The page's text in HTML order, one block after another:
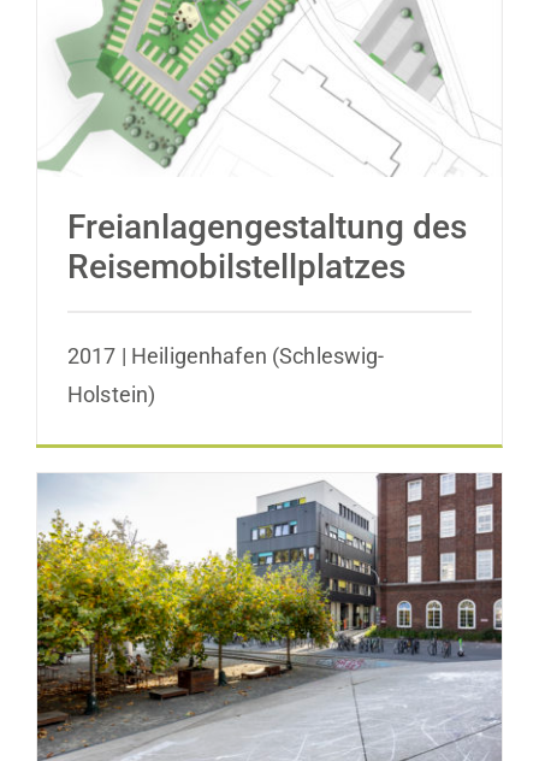
Freianlagengestaltung des
Reisemobilstellplatzes
Freianlagengestaltung des
Reisemobilstellplatzes
2017 | Heiligenhafen (Schleswig-
Holstein)
Gestaltung der Außenanlagen auf der
ehemaligen KINDL-Brauerei